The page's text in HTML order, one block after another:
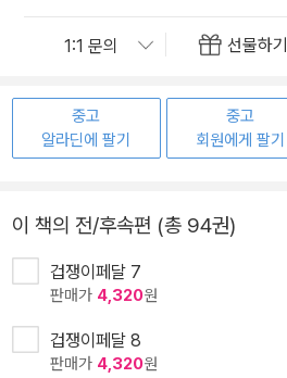
선물하기
중고
알라딘에 팔기
중고
회원에게 팔기
이 책의 전/후속편 (총 94권)
겁쟁이페달 7
판매가 4,320원
겁쟁이페달 8
판매가 4,320원